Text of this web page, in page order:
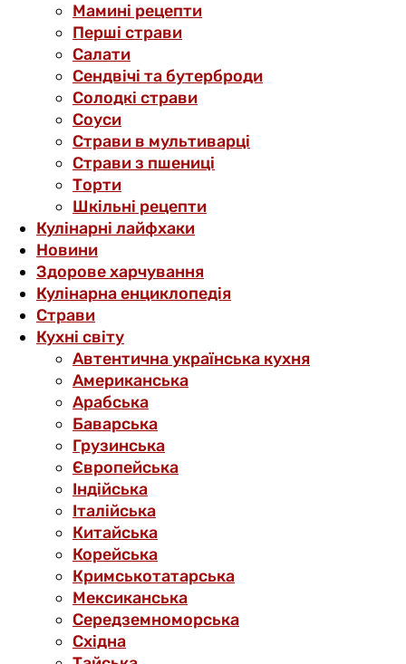
Мамині рецепти
Перші страви
Салати
Сендвічі та бутерброди
Солодкі страви
Соуси
Страви в мультиварці
Страви з пшениці
Торти
Шкільні рецепти
Кулінарні лайфхаки
Новини
Здорове харчування
Кулінарна енциклопедія
Страви
Кухні світу
Автентична українська кухня
Американська
Арабська
Баварська
Грузинська
Європейська
Індійська
Італійська
Китайська
Корейська
Кримськотатарська
Мексиканська
Середземноморська
Східна